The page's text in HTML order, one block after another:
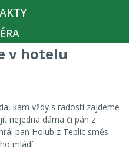
v hotelu
kam vždy s radostí zajdeme
nejedna dáma či pán z
pan Holub z Teplic směs
mládí.